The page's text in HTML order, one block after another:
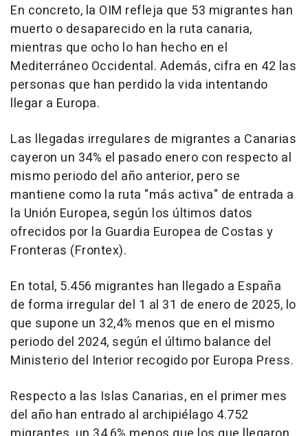
En concreto, la OIM refleja que 53 migrantes han
muerto o desaparecido en la ruta canaria,
mientras que ocho lo han hecho en el
Mediterráneo Occidental. Además, cifra en 42 las
personas que han perdido la vida intentando
llegar a Europa.
Las llegadas irregulares de migrantes a Canarias
cayeron un 34% el pasado enero con respecto al
mismo periodo del año anterior, pero se
mantiene como la ruta "más activa" de entrada a
la Unión Europea, según los últimos datos
ofrecidos por la Guardia Europea de Costas y
Fronteras (Frontex).
En total, 5.456 migrantes han llegado a España
de forma irregular del 1 al 31 de enero de 2025, lo
que supone un 32,4% menos que en el mismo
periodo del 2024, según el último balance del
Ministerio del Interior recogido por Europa Press.
Respecto a las Islas Canarias, en el primer mes
del año han entrado al archipiélago 4.752